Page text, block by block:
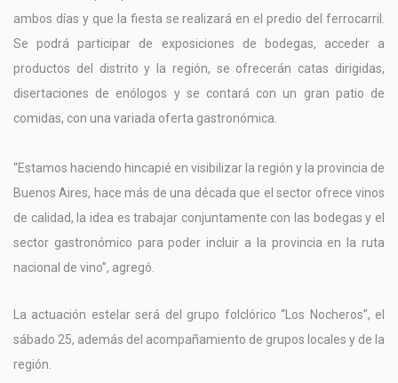
ambos días y que la fiesta se realizará en el predio del ferrocarril.
Se podrá participar de exposiciones de bodegas, acceder a
productos del distrito y la región, se ofrecerán catas dirigidas,
disertaciones de enólogos y se contará con un gran patio de
comidas, con una variada oferta gastronómica.
“Estamos haciendo hincapié en visibilizar la región y la provincia de
Buenos Aires, hace más de una década que el sector ofrece vinos
de calidad, la idea es trabajar conjuntamente con las bodegas y el
sector gastronómico para poder incluir a la provincia en la ruta
nacional de vino”, agregó.
La actuación estelar será del grupo folclórico “Los Nocheros”, el
sábado 25, además del acompañamiento de grupos locales y de la
región.